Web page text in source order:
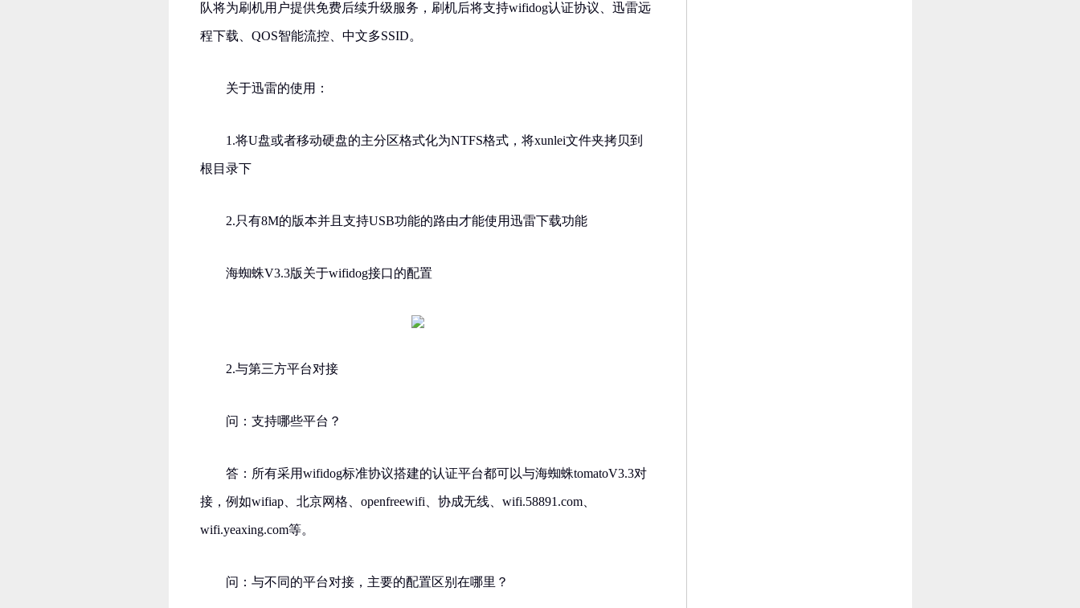
队将为刷机用户提供免费后续升级服务，刷机后将支持wifidog认证协议、迅雷远
程下载、QOS智能流控、中文多SSID。
关于迅雷的使用：
1.将U盘或者移动硬盘的主分区格式化为NTFS格式，将xunlei文件夹拷贝到
根目录下
2.只有8M的版本并且支持USB功能的路由才能使用迅雷下载功能
海蜘蛛V3.3版关于wifidog接口的配置
2.与第三方平台对接
问：支持哪些平台？
答：所有采用wifidog标准协议搭建的认证平台都可以与海蜘蛛tomatoV3.3对
接，例如wifiap、北京网格、openfreewifi、协成无线、wifi.58891.com、
wifi.yeaxing.com等。
问：与不同的平台对接，主要的配置区别在哪里？